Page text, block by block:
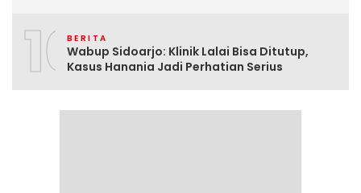
10BERITA
Wabup Sidoarjo: Klinik Lalai Bisa Ditutup,
Kasus Hanania Jadi Perhatian Serius